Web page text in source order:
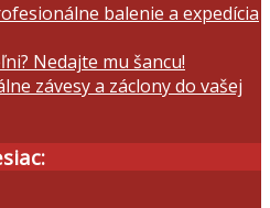
balenie a expedícia
Nedajte mu šancu!
závesy a záclony do vašej